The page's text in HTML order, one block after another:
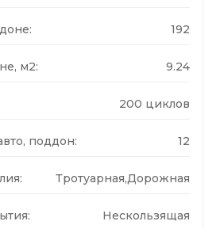
192
м2: 9.24
200 циклов
поддон: 12
Тротуарная,Дорожная
Нескользящая